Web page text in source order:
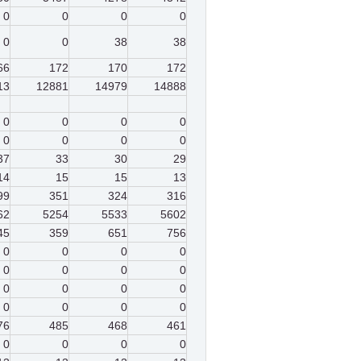
0
0 0
0
0
0 38
38
172 170
172
12881 14979 14888
0 0 0
0
0
0 0
0
33 30
29
15 15
13
351 324
316
5254 5533
5602
359 651
756
0
0 0
0
0
0 0
0
0
0 0
0
0
0 0
0
485 468
461
0
0 0
0